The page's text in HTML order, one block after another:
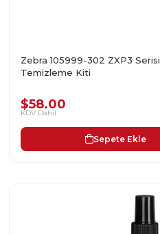
Zebra 105999-302 ZXP3 Serisi
Temizleme Kiti
$58.00
KDV Dahil
Sepete Ekle